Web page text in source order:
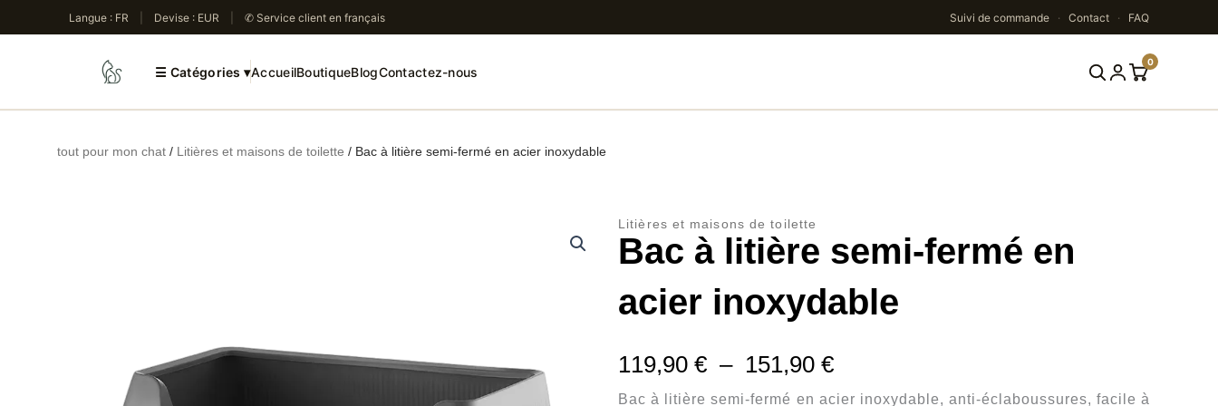
Langue : FR Devise : EUR ✆ Service client en français Suivi de commande · Contact · FAQ
☰ Catégories ▾AccueilBoutiqueBlogContactez-nous
0
au
tout pour mon chat/ Litières et maisons de toilette / Bac à litière semi-fermé en acier inoxydable
Litières et maisons de toilette
Bac à litière semi-fermé en
acier inoxydable
119,90 € – 151,90 €Plage
Bac à litière semi-fermé en acier inoxydable, anti-éclaboussures, facile à